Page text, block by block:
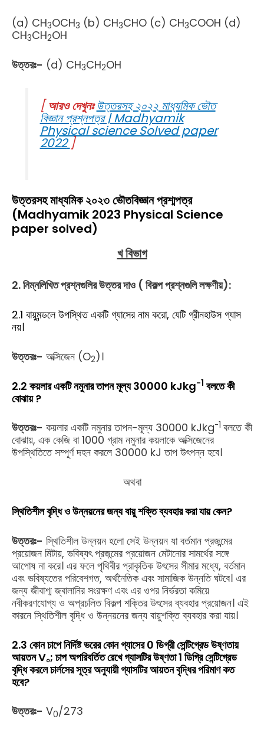
(a) CH3OCH3 (b) CH3CHO (c) CH3COOH (d)
CH3CH2OH
উত্তরঃ- (d) CH3CH2OH
[আরও দেখুনঃ উত্তরসহ ২০২২ মাধ্যমিক ভৌত
বিজ্ঞান প্রশ্নপত্র | Madhyamik
Physical science Solved paper
2022 ]
উত্তরসহ মাধ্যমিক ২০২৩ ভৌতবিজ্ঞান প্রশ্মপত্র
(Madhyamik 2023 Physical Science
paper solved)
খ বিভাগ
2. নিম্নলিখিত প্রশ্নগুলির উত্তর দাও ( বিকল্প প্রশ্নগুলি লক্ষণীয়):
2.1 বায়ুমন্ডলে উপস্থিত একটি গ্যাসের নাম করো, যেটি গ্রীনহাউস গ্যাস
নয়।
উত্তরঃ- অক্সিজেন (O2)।
2.2 কয়লার একটি নমুনার তাপন মূল্য 30000 kJkg-1 বলতে কী
বোঝায় ?
উত্তরঃ- কয়লার একটি নমুনার তাপন-মূল্য 30000 kJkg-1 বলতে কী
বোঝায়, এক কেজি বা 1000 গ্রাম নমুনার কয়লাকে অক্সিজেনের
উপস্থিতিতে সম্পূর্ণ দহন করলে 30000 kJ তাপ উৎপন্ন হবে।
অথবা
স্থিতিশীল বৃদ্ধি ও উন্নয়নের জন্য বায়ু শক্তি ব্যবহার করা যায় কেন?
উত্তরঃ- স্থিতিশীল উন্নয়ন হলো সেই উন্নয়ন যা বর্তমান প্রজন্মের
প্রয়োজন মিটায়, ভবিষ্যৎ প্রজন্মের প্রয়োজন মেটানোর সামর্থের সঙ্গে
আপোষ না করে। এর ফলে পৃথিবীর প্রাকৃতিক উৎসের সীমার মধ্যে, বর্তমান
এবং ভবিষ্যতের পরিবেশগত, অর্থনৈতিক এবং সামাজিক উন্নতি ঘটবে। এর
জন্য জীবাশ্ম জ্বালানির সংরক্ষণ এবং এর ওপর নির্ভরতা কমিয়ে
নবীকরণযোগ্য ও অপ্রচলিত বিকল্প শক্তির উৎসের ব্যবহার প্রয়োজন। এই
কারনে স্থিতিশীল বৃদ্ধি ও উন্নয়নের জন্য বায়ুশক্তি ব্যবহার করা যায়।
2.3 কোন চাপে নির্দিষ্ট ভরের কোন গ্যাসের 0 ডিগ্রী সেন্টিগ্রেড উষ্ণতায়
আয়তন V০; চাপ অপরিবর্তিত রেখে গ্যাসটির উষ্ণতা 1 ডিগ্রি সেন্টিগ্রেড
বৃদ্ধি করলে চার্লসের সূত্র অনুযায়ী গ্যাসটির আয়তন বৃদ্ধির পরিমাণ কত
হবে?
উত্তরঃ- V0/273